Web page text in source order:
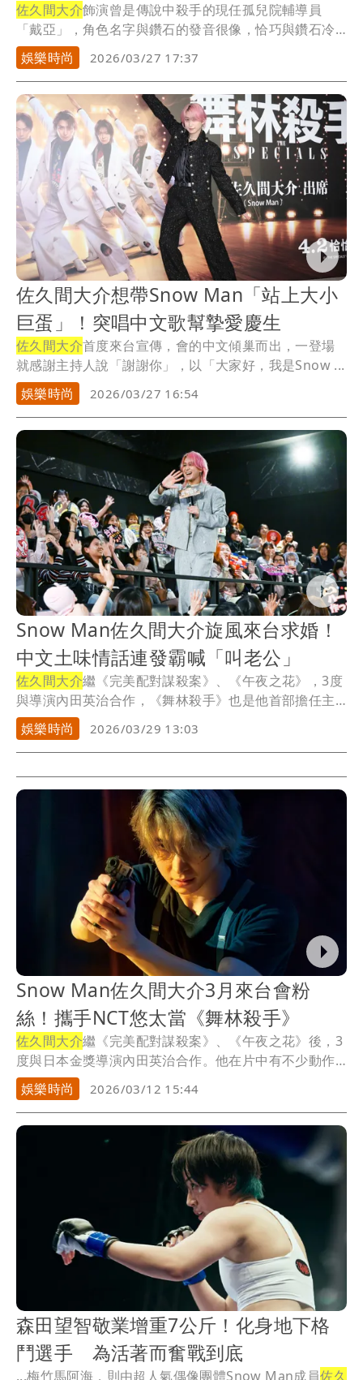
佐久間大介飾演曾是傳說中殺手的現任孤兒院輔導員
「戴亞」，角色名字與鑽石的發音很像，恰巧與鑽石冷
酷又散...
娛樂時尚 2026/03/27 17:37
佐久間大介想帶Snow Man「站上大小
巨蛋」！突唱中文歌幫摯愛慶生
佐久間大介首度來台宣傳，會的中文傾巢而出，一登場
就感謝主持人說「謝謝你」，以「大家好，我是Snow ...
娛樂時尚
2026/03/27 16:54
Snow Man佐久間大介旋風來台求婚！
中文土味情話連發霸喊「叫老公」
佐久間大介繼《完美配對謀殺案》、《午夜之花》，3度
與導演內田英治合作，《舞林殺手》也是他首部擔任主
角...
娛樂時尚 2026/03/29 13:03
Snow Man佐久間大介3月來台會粉
絲！攜手NCT悠太當《舞林殺手》
佐久間大介繼《完美配對謀殺案》、《午夜之花》後，3
度與日本金獎導演內田英治合作。他在片中有不少動作
戲...
娛樂時尚 2026/03/12 15:44
森田望智敬業增重7公斤！化身地下格
鬥選手 為活著而奮戰到底
...梅竹馬阿海，則由超人氣偶像團體Snow Man成員佐久